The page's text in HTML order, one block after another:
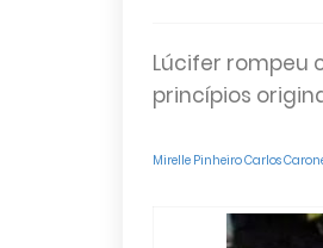
Lúcifer rompeu
princípios
Mirelle PinheiroCarlos